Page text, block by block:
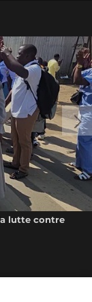
lutte contre